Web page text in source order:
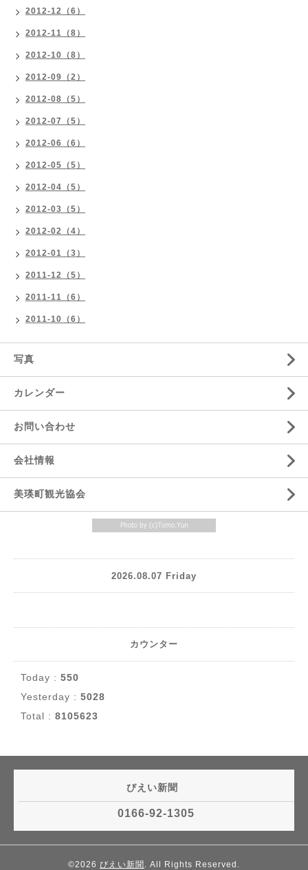
2012-12（6）
2012-11（8）
2012-10（8）
2012-09（2）
2012-08（5）
2012-07（5）
2012-06（6）
2012-05（5）
2012-04（5）
2012-03（5）
2012-02（4）
2012-01（3）
2011-12（5）
2011-11（6）
2011-10（6）
写真
カレンダー
お問い合わせ
会社情報
美瑛町観光協会
2026.08.07 Friday
カウンター
Today : 550
Yesterday : 5028
Total : 8105623
びえい新聞
0166-92-1305
©2026 びえい新聞 . All Rights Reserved.